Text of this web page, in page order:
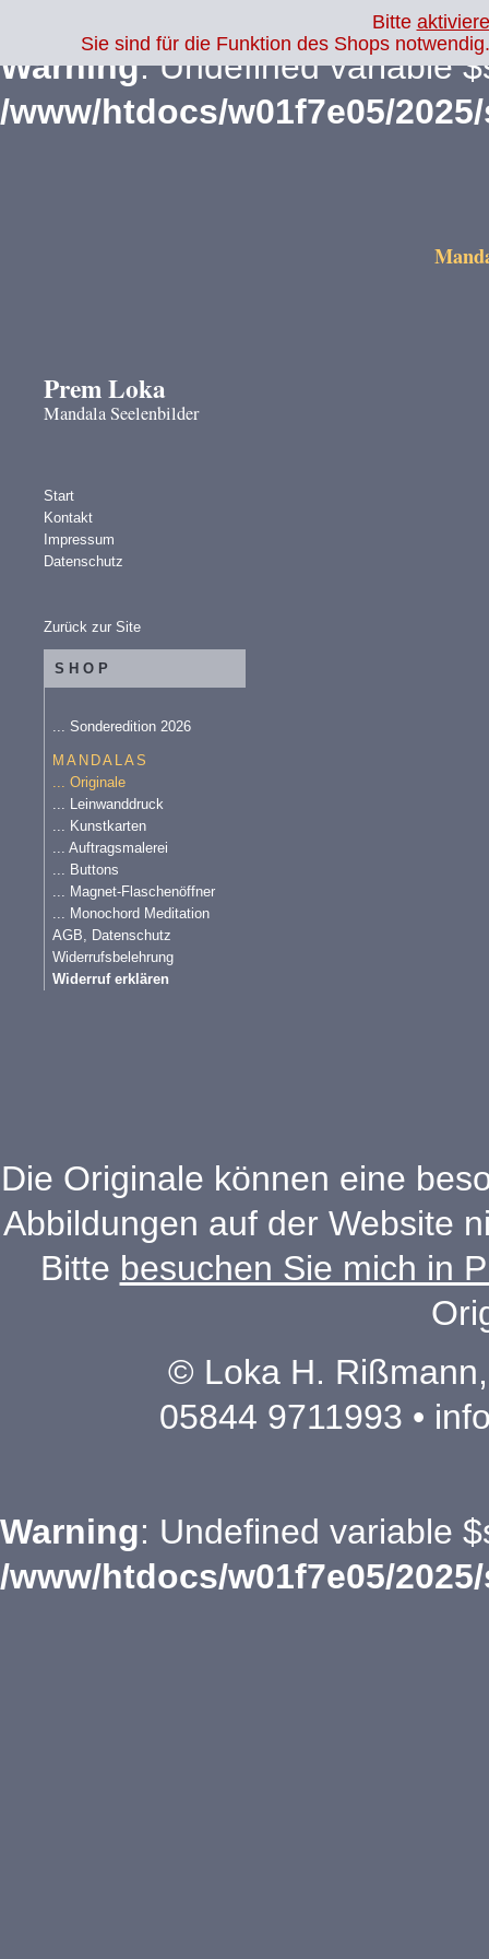
Warning: Undefined variable
/www/htdocs/w01f7e05/
Prem Loka
Mandala Seelenbilder
Start
Kontakt
Impressum
Datenschutz
Zurück zur Site
SHOP
... Sonderedition 2026
MANDALAS
... Originale
... Leinwanddruck
... Kunstkarten
... Auftragsmalerei
... Buttons
... Magnet-Flaschenöffner
... Monochord Meditation
AGB, Datenschutz
Widerrufsbelehrung
Widerruf erklären
Die Originale können eine
Abbildungen auf der Website
Bitte besuchen Sie mich in
© Loka H.
05844 9711993 •
Warning: Undefined variable
/www/htdocs/w01f7e05/
Bitte
Sie sind für die Funktion des Shops